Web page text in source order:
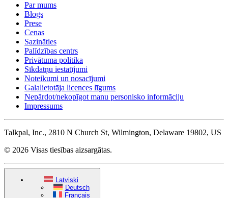
Par mums
Blogs
Prese
Cenas
Sazināties
Palīdzības centrs
Privātuma politika
Sīkdatņu iestatījumi
Noteikumi un nosacījumi
Galalietotāja licences līgums
Nepārdot/nekopīgot manu personisko informāciju
Impressums
Talkpal, Inc., 2810 N Church St, Wilmington, Delaware 19802, US
© 2026 Visas tiesības aizsargātas.
Latviski
Deutsch
Français